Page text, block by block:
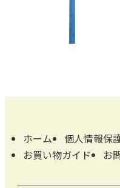
ホーム 個人情報保
お買い物ガイド
お